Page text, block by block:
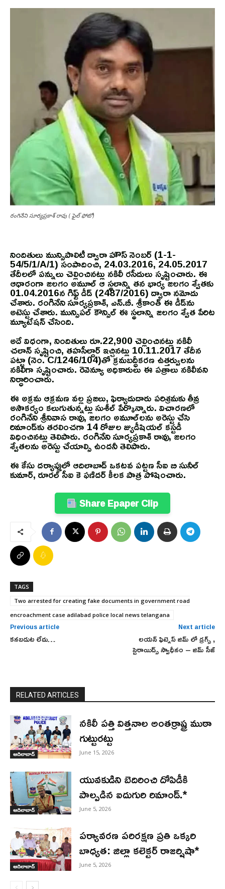
రంగినేని సూర్యప్రకాశ్ రావు ( ఫైల్ ఫోటో)
నిందితులు మున్సిపాలిటీ ద్వారా హౌస్ నెంబర్ (1-1-
54/5/1/A/1) సంపాదించి, 24.03.2016, 24.05.2017
తేదీలలో పన్నులు చెల్లించినట్లు నకిలీ రసీదులు సృష్టించారు. ఈ
ఆధారంగా జలగం అమూల్ ఆ స్థలాన్ని తన భార్య జలగం శ్వేతకు
01.04.2016న గిఫ్ట్ డీడ్ (2487/2016) ద్వారా నమోదు
చేశారు. రంగినేని సూర్యప్రకాశ్, ఎన్.బీ. శ్రీకాంత్ ఈ డీడ్‌ను
అటెస్టు చేశారు. మున్సిపల్ కౌన్సిల్ ఈ స్థలాన్ని జలగం శ్వేత పేరిట
మ్యూటేషన్ చేసింది.
అదే విధంగా, నిందితులు రూ.22,900 చెల్లించినట్లు నకిలీ
చలాన్ సృష్టించి, తహసీల్దార్ ఇచ్చినట్లు 10.11.2017 తేదీన
పట్టా (నెం. C/1246/104)తో క్రమబద్ధీకరణ ఉత్తర్వులను
నకిలీగా సృష్టించారు. రెవెన్యూ అధికారులు ఈ పత్రాలు నకిలీవని
నిర్ధారించారు.
ఈ అక్రమ ఆక్రమణ వల్ల ప్రజలు, ఫిర్యాదుదారు పరిశ్రమకు తీవ్ర
అసౌకర్యం కలుగుతున్నట్లు సుశీల్ పేర్కొన్నారు. విచారణలో
రంగినేని శ్రీనివాస రావు, జలగం అమూల్‌లను అరెస్టు చేసి
రిమాండ్‌కు తరలించగా 14 రోజుల జ్యుడీషియల్ కస్టడీ
విధించినట్లు తెలిపారు. రంగినేని సూర్యప్రకాశ్ రావు, జలగం
శ్వేతలను అరెస్టు చేయాల్సి ఉందనీ తెలిపారు.
ఈ కేసు దర్యాప్తులో ఆదిలాబాద్ ఒకటవ పట్టణ సీఐ బి సునీల్
కుమార్, రూరల్ సీఐ కె ఫణిదర్ కీలక పాత్ర పోషించారు.
Share Epaper Clip
TAGS
Two arrested for creating fake documents in government road
encroachment case adilabad police local news telangana
Previous article
కనబడుట లేదు…
Next article
లయన్ ఫిట్నెస్ జిమ్ లో డ్రగ్స్ ,
స్టెరాయిడ్స్ స్వాధీనం – జిమ్ సీజ్
RELATED ARTICLES
ఆదిలాబాద్
నకిలీ పత్తి విత్తనాల అంతర్రాష్ట్ర ముఠా
గుట్టురట్టు
June 15, 2026
ఆదిలాబాద్
యువకుడిని బెదిరించి దోపిడీకి
పాల్పడిన ఐదుగురి రిమాండ్.*
June 5, 2026
ఆదిలాబాద్
పర్యావరణ పరిరక్షణ ప్రతి ఒక్కరి
బాధ్యత: జిల్లా కలెక్టర్ రాజర్షిషా*
June 5, 2026